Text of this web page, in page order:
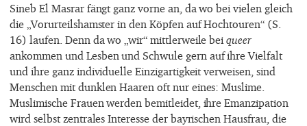
Sineb El Masrar fängt ganz vorne an, da wo bei vielen gleich
die „Vorurteilshamster in den Köpfen auf Hochtouren“ (S.
16) laufen. Denn da wo „wir“ mittlerweile beiqueer
ankommen und Lesben und Schwule gern auf ihre Vielfalt
und ihre ganz individuelle Einzigartigkeit verweisen, sind
Menschen mit dunklen Haaren oft nur eines: Muslime.
Muslimische Frauen werden bemitleidet, ihre Emanzipation
wird selbst zentrales Interesse der bayrischen Hausfrau, die